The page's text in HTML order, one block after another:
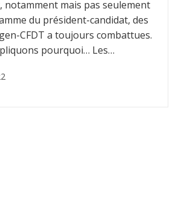
mais pas seulement
du président-candidat, des
CFDT a toujours combattues.
pourquoi… Les…